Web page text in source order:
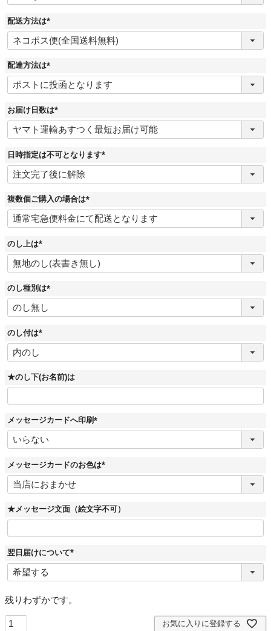
須
配送方法は
(
必
須
配達方法は
(
必
須
お届け日数は
(
必
須
日時指定は不可となります
(
須
複数個ご購入の場合は
(
必
須
のし上は
(
必
須
のし種別は
(
須
のし付は
(
須
★のし下(お名前)は
メッセージカードへ印刷
(
須
メッセージカードのお色は
(
須
)
★メッセージ文面（絵文字不可）
翌日届けについて
(
須
残りわずかです。
お気に入りに登録する